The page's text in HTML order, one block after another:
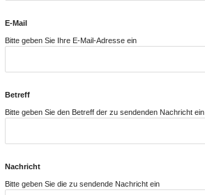
E-Mail
Bitte geben Sie Ihre E-Mail-Adresse ein
Betreff
Bitte geben Sie den Betreff der zu sendenden Nachricht ein
Nachricht
Bitte geben Sie die zu sendende Nachricht ein